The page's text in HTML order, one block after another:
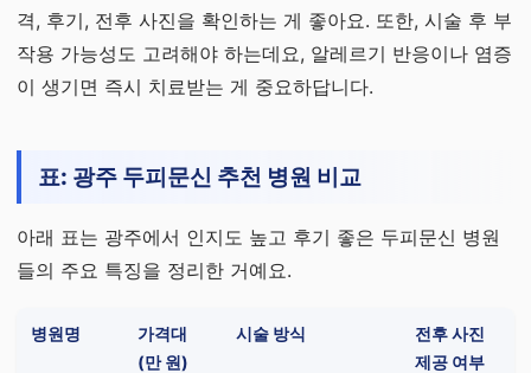
격, 후기, 전후 사진을 확인하는 게 좋아요. 또한, 시술 후 부
작용 가능성도 고려해야 하는데요, 알레르기 반응이나 염증
이 생기면 즉시 치료받는 게 중요하답니다.
표: 광주 두피문신 추천 병원 비교
아래 표는 광주에서 인지도 높고 후기 좋은 두피문신 병원
들의 주요 특징을 정리한 거예요.
병원명
가격대
(만 원)
시술 방식
전후 사진
제공 여부